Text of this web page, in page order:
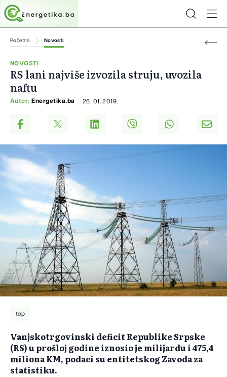
Početna Novosti
NOVOSTI
RS lani najviše izvozila struju, uvozila
naftu
Autor: Energetika.ba 26. 01. 2019.
top
Vanjskotrgovinski deficit Republike Srpske
(RS) u prošloj godine iznosio je milijardu i 475,4
miliona KM, podaci su entitetskog Zavoda za
statistiku.